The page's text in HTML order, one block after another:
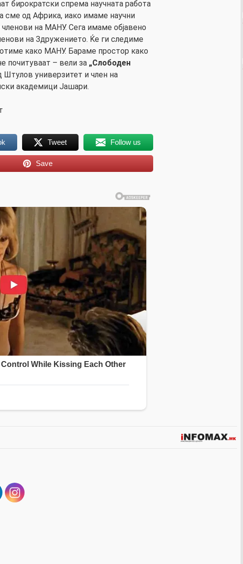
бирократски спрема научната работа
сме од Африка, иако имаме научни
на МАНУ. Сега имаме објавено
на Здружението. Ќе ги следиме
како МАНУ. Бараме простор како
почитуваат – вели за „Слободен
Штулов универзитет и член на
академици Јашари.
Tweet Follow us
Save